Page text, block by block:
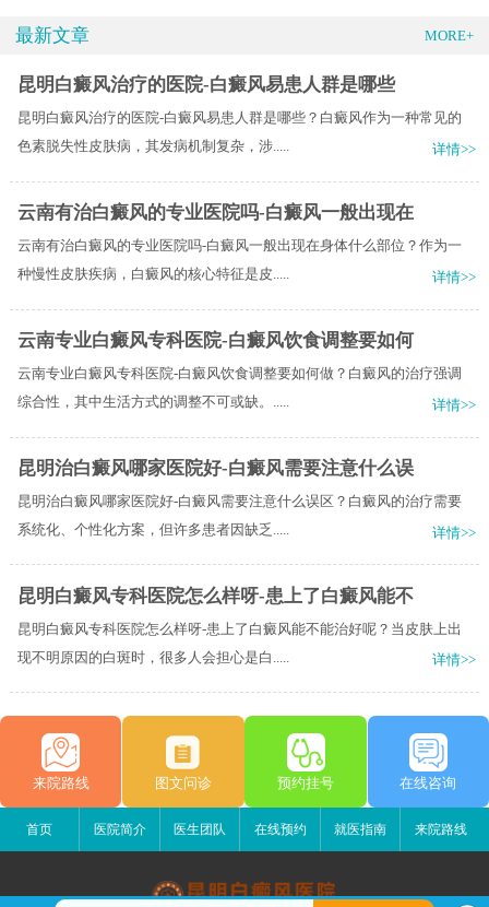
最新文章 MORE+
昆明白癜风治疗的医院-白癜风易患人群是哪些
昆明白癜风治疗的医院-白癜风易患人群是哪些？白癜风作为一种常见的
色素脱失性皮肤病，其发病机制复杂，涉.....
详情>>
云南有治白癜风的专业医院吗-白癜风一般出现在
云南有治白癜风的专业医院吗-白癜风一般出现在身体什么部位？作为一
种慢性皮肤疾病，白癜风的核心特征是皮.....
详情>>
云南专业白癜风专科医院-白癜风饮食调整要如何
云南专业白癜风专科医院-白癜风饮食调整要如何做？白癜风的治疗强调
综合性，其中生活方式的调整不可或缺。.....
详情>>
昆明治白癜风哪家医院好-白癜风需要注意什么误
昆明治白癜风哪家医院好-白癜风需要注意什么误区？白癜风的治疗需要
系统化、个性化方案，但许多患者因缺乏.....
详情>>
昆明白癜风专科医院怎么样呀-患上了白癜风能不
昆明白癜风专科医院怎么样呀-患上了白癜风能不能治好呢？当皮肤上出
现不明原因的白斑时，很多人会担心是白.....
详情>>
来院路线 图文问诊 预约挂号 在线咨询
首页 医院简介 医生团队 在线预约 就医指南 来院路线